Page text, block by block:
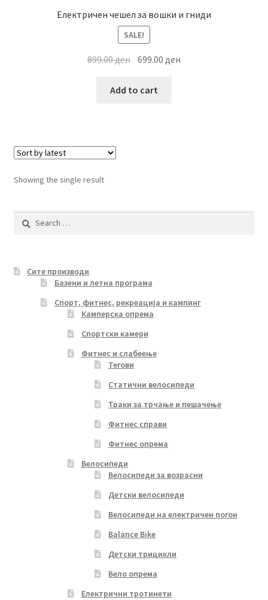
Електричен чешел за вошки и гниди
SALE!
899.00ден Original
was:
699.00 ден
Add to cart
Showing the single result
Сите производи
Базени и летна програма
Спорт, фитнес, рекреација и кампинг
Камперска опрема
Спортски камери
Фитнес и слабеење
Тегови
Статични велосипеди
Траки за трчање и пешачење
Фитнес справи
Фитнес опрема
Велосипеди
Велосипеди за возрасни
Детски велосипеди
Велосипеди на електричен погон
Balance Bike
Детски трицикли
Вело опрема
Електрични тротинети